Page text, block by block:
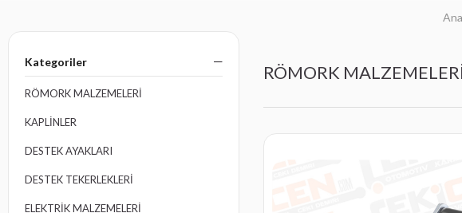
Kategoriler
RÖMORK MALZEMELERİ
KAPLİNLER
DESTEK AYAKLARI
DESTEK TEKERLEKLERİ
ELEKTRİK MALZEMELERİ
RÖMORK MALZEMELERİ